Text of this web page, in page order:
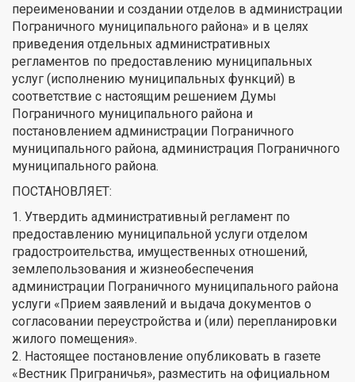
переименовании и создании отделов в администрации
Пограничного муниципального района» и в целях
приведения отдельных административных
регламентов по предоставлению муниципальных
услуг (исполнению муниципальных функций) в
соответствие с настоящим решением Думы
Пограничного муниципального района и
постановлением администрации Пограничного
муниципального района, администрация Пограничного
муниципального района.
ПОСТАНОВЛЯЕТ:
1. Утвердить административный регламент по
предоставлению муниципальной услуги отделом
градостроительства, имущественных отношений,
землепользования и жизнеобеспечения
администрации Пограничного муниципального района
услуги «Прием заявлений и выдача документов о
согласовании переустройства и (или) перепланировки
жилого помещения».
2. Настоящее постановление опубликовать в газете
«Вестник Приграничья», разместить на официальном